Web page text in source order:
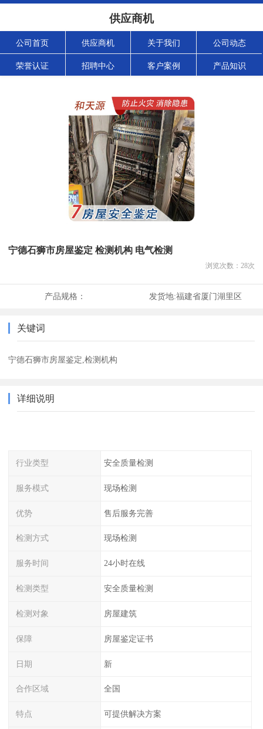
供应商机
公司首页 供应商机 关于我们 公司动态
荣誉认证 招聘中心 客户案例 产品知识
宁德石狮市房屋鉴定 检测机构 电气检测
浏览次数： 28次
产品规格： 发货地:福建省厦门湖里区
关键词
宁德石狮市房屋鉴定,检测机构
详细说明
行业类型 安全质量检测
服务模式 现场检测
优势 售后服务完善
检测方式 现场检测
服务时间 24小时在线
检测类型 安全质量检测
检测对象 房屋建筑
保障 房屋鉴定证书
日期 新
合作区域 全国
特点 可提供解决方案